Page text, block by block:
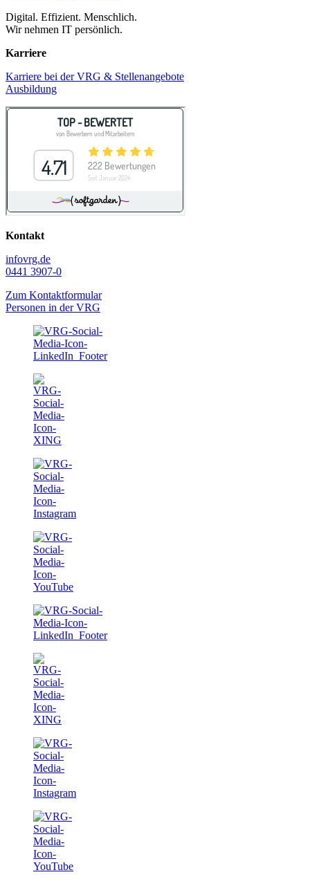
Digital. Effizient. Menschlich.
Wir nehmen IT persönlich.
Karriere
Karriere bei der VRG & Stellenangebote
Ausbildung
Kontakt
infovrg.de
0441 3907-0
Zum Kontaktformular
Personen in der VRG